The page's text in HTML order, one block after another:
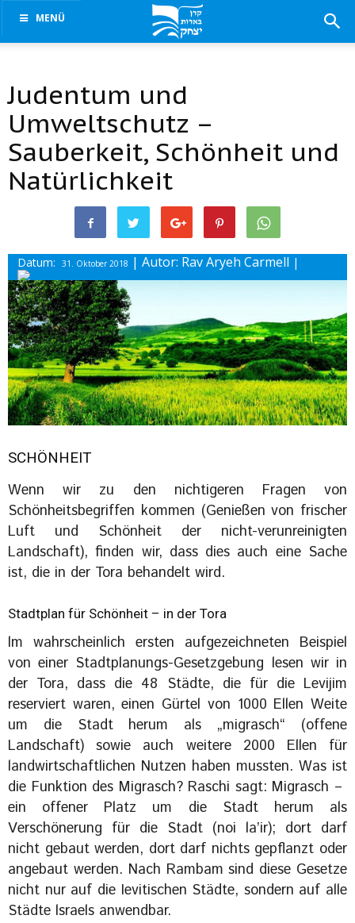
MENÜ
Judentum und
Umweltschutz –
Sauberkeit, Schönheit und
Natürlichkeit
Datum: 31. Oktober 2018 | Autor: Rav Aryeh Carmell |
Drucke diesen Beitrag
SCHÖNHEIT
Wenn wir zu den nichtigeren Fragen von
Schönheitsbegriffen kommen (Genießen von frischer
Luft und Schönheit der nicht-verunreinigten
Landschaft), finden wir, dass dies auch eine Sache
ist, die in der Tora behandelt wird.
Stadtplan für Schönheit – in der Tora
lm wahrscheinlich ersten aufgezeichneten Beispiel
von einer Stadtplanungs-Gesetzgebung lesen wir in
der Tora, dass die 48 Städte, die für die Levijim
reserviert waren, einen Gürtel von 1000 Ellen Weite
um die Stadt herum als „migrasch“ (offene
Landschaft) sowie auch weitere 2000 Ellen für
landwirtschaftlichen Nutzen haben mussten. Was ist
die Funktion des Migrasch? Raschi sagt: Migrasch – ‎
ein offener Platz um die Stadt herum als
Verschönerung für die Stadt (noi la’ir); dort darf
nicht gebaut werden, dort darf nichts gepflanzt oder
angebaut werden. Nach Rambam sind diese Gesetze
nicht nur auf die Ievitischen Städte, sondern auf alle
Städte lsraels anwendbar.